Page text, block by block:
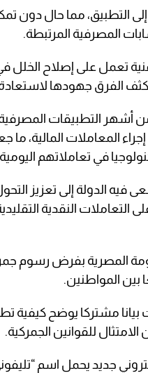
إلى التطبيق، مما حال دون
المصرفية المرتبطة.
تعمل على إصلاح الخلل
الفرق جهودها
من أشهر التطبيقات
المعاملات المالية، ما
في تعاملاتهم
الدولة إلى تعزيز
التعاملات النقدية
المصرية بفرض رسوم
بين المواطنين.
بيانا مشتركا يوضح كيفية
للقوانين الجمركية.
جديد يحمل اسم